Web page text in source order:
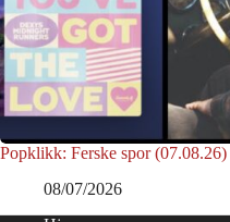
Popklikk: Ferske spor (07.08.26)
08/07/2026